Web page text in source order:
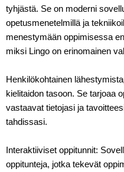
tyhjästä. Se on moderni
opetusmenetelmillä ja
menestymään oppimisessa
miksi Lingo on erinomainen
Henkilökohtainen
kielitaidon tasoon. Se tarjoaa
vastaavat tietojasi ja
tahdissasi.
Interaktiiviset oppitunnit:
oppitunteja, jotka tekevät